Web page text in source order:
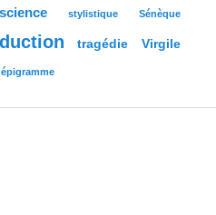
science stylistique Sénèque
tragédie Virgile
épigramme